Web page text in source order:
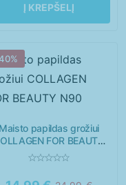
Į KREPŠELĮ
Maisto papildas grožiui
FOR BEAUTY
N90